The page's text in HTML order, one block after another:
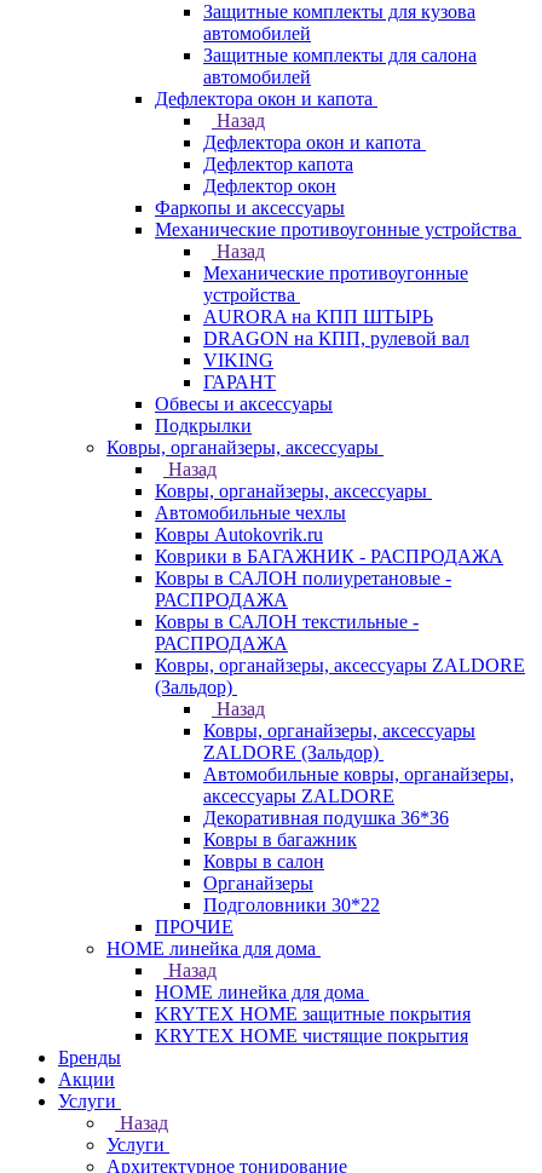
Защитные комплекты для кузова
автомобилей
Защитные комплекты для салона
автомобилей
Дефлектора окон и капота
Назад
Дефлектора окон и капота
Дефлектор капота
Дефлектор окон
Фаркопы и аксессуары
Механические противоугонные устройства
Назад
Механические противоугонные
устройства
AURORA на КПП ШТЫРЬ
DRAGON на КПП, рулевой вал
VIKING
ГАРАНТ
Обвесы и аксессуары
Подкрылки
Ковры, органайзеры, аксессуары
Назад
Ковры, органайзеры, аксессуары
Автомобильные чехлы
Ковры Autokovrik.ru
Коврики в БАГАЖНИК - РАСПРОДАЖА
Ковры в САЛОН полиуретановые -
РАСПРОДАЖА
Ковры в САЛОН текстильные -
РАСПРОДАЖА
Ковры, органайзеры, аксессуары ZALDORE
(Зальдор)
Назад
Ковры, органайзеры, аксессуары
ZALDORE (Зальдор)
Автомобильные ковры, органайзеры,
аксессуары ZALDORE
Декоративная подушка 36*36
Ковры в багажник
Ковры в салон
Органайзеры
Подголовники 30*22
ПРОЧИЕ
HOME линейка для дома
Назад
HOME линейка для дома
KRYTEX HOME защитные покрытия
KRYTEX HOME чистящие покрытия
Бренды
Акции
Услуги
Назад
Услуги
Архитектурное тонирование